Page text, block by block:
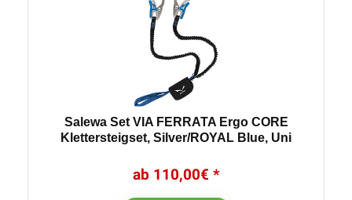
Salewa Set VIA FERRATA Ergo CORE
Klettersteigset, Silver/ROYAL Blue, Uni
110,00€